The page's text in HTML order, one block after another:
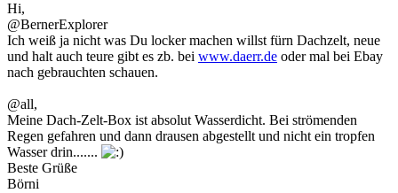
Hi,
@BernerExplorer
Ich weiß ja nicht was Du locker machen willst fürn Dachzelt, neue
und halt auch teure gibt es zb. bei www.daerr.de oder mal bei Ebay
nach gebrauchten schauen.
@all,
Meine Dach-Zelt-Box ist absolut Wasserdicht. Bei strömenden
Regen gefahren und dann drausen abgestellt und nicht ein tropfen
Wasser drin.......
Beste Grüße
Börni